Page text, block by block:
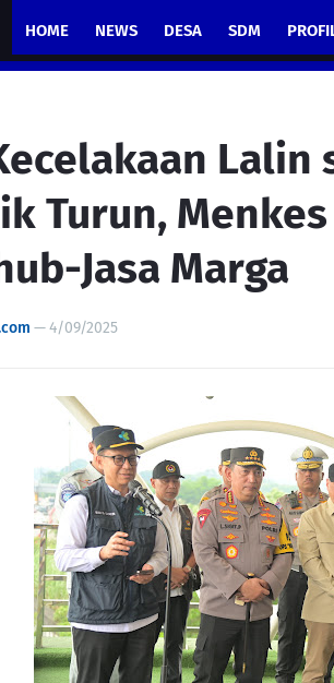
HOME NEWS DESA SDM
Lalin
Turun,
Jasa Marga
—4/09/2025